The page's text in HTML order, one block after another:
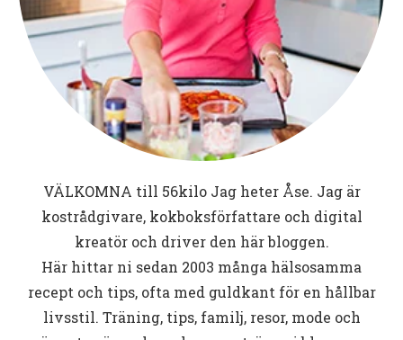
VÄLKOMNA till 56kiloJag heter Åse. Jag är
kostrådgivare, kokboksförfattare och digital
kreatör och driver den här bloggen.
Här hittar ni sedan 2003 många hälsosamma
recept och tips, ofta med guldkant för en hållbar
livsstil. Träning, tips, familj, resor, mode och